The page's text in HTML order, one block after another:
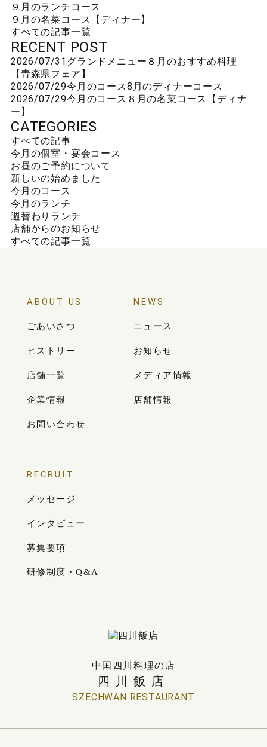
９月のランチコース
９月の名菜コース【ディナー】
すべての記事一覧
RECENT POST
2026/07/31 グランドメニュー ８月のおすすめ料理
【青森県フェア】
2026/07/29今月のコース8月のディナーコース
2026/07/29今月のコース ８月の名菜コース【ディナ
ー】
CATEGORIES
すべての記事
今月の個室・宴会コース
お昼のご予約について
新しいの始めました
今月のコース
今月のランチ
週替わりランチ
店舗からのお知らせ
すべての記事一覧
ABOUT US
ごあいさつ
ヒストリー
店舗一覧
企業情報
お問い合わせ
NEWS
ニュース
お知らせ
メディア情報
店舗情報
RECRUIT
メッセージ
インタビュー
募集要項
研修制度・Q&A
中国四川料理の店
四川飯店
SZECHWAN RESTAURANT